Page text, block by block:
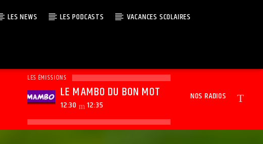
LES NEWS LES PODCASTS VACANCES SCOLAIRES
LES ÉMISSIONS
LE MAMBO DU BON MOT
12:30 12:35
NOS RADIOS